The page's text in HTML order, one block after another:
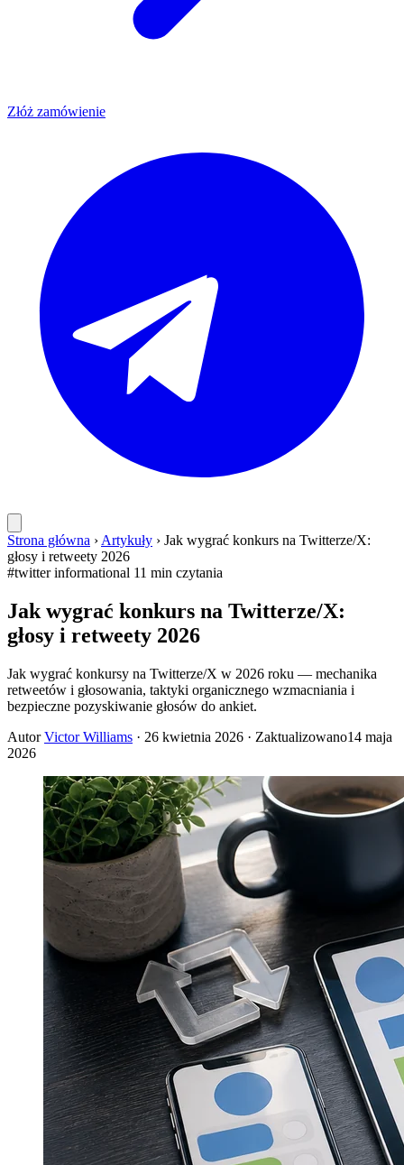
Złóż zamówienie
Strona główna › Artykuły › Jak wygrać konkurs na Twitterze/X:
głosy i retweety 2026
#twitter informational 11 min czytania
Jak wygrać konkurs na Twitterze/X:
głosy i retweety 2026
Jak wygrać konkursy na Twitterze/X w 2026 roku — mechanika
retweetów i głosowania, taktyki organicznego wzmacniania i
bezpieczne pozyskiwanie głosów do ankiet.
AutorVictor Williams · 26 kwietnia 2026 · Zaktualizowano14 maja
2026